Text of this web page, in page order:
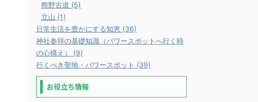
熊野古道 (5)
立山 (1)
日常生活を豊かにする知恵 (36)
神社参拝の基礎知識（パワースポットへ行く時
の心構え） (9)
行くべき聖地・パワースポット (39)
お役立ち情報